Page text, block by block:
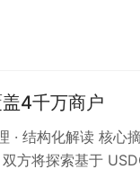
4千万商户
· 结构化解读 核心
方将探索基于